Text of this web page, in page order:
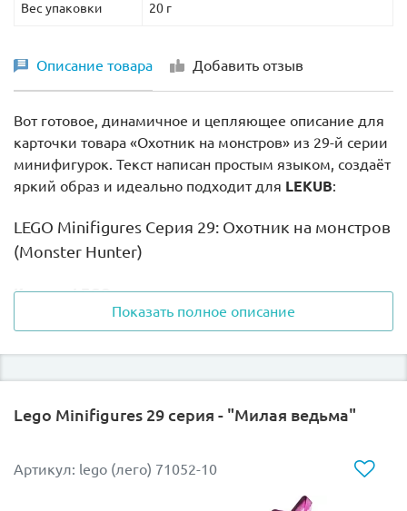
Вес упаковки 20 г
Описание товара Добавить отзыв
Вот готовое, динамичное и цепляющее описание для
карточки товара «Охотник на монстров» из 29-й серии
минифигурок. Текст написан простым языком, создаёт
яркий образ и идеально подходит для LEKUB:
LEGO Minifigures Серия 29: Охотник на монстров
(Monster Hunter)
Когда в LEGO-городе наступает ночь, за дело
берется профессионал!
Встречайте одного из самых харизматичных и
страниц мрачных графических новелл или фэнтези-
полная готовность к встрече с любыми силами тьмы
Показать полное описание
Lego Minifigures 29 серия - "Милая ведьма"
Артикул: lego (лего) 71052-10